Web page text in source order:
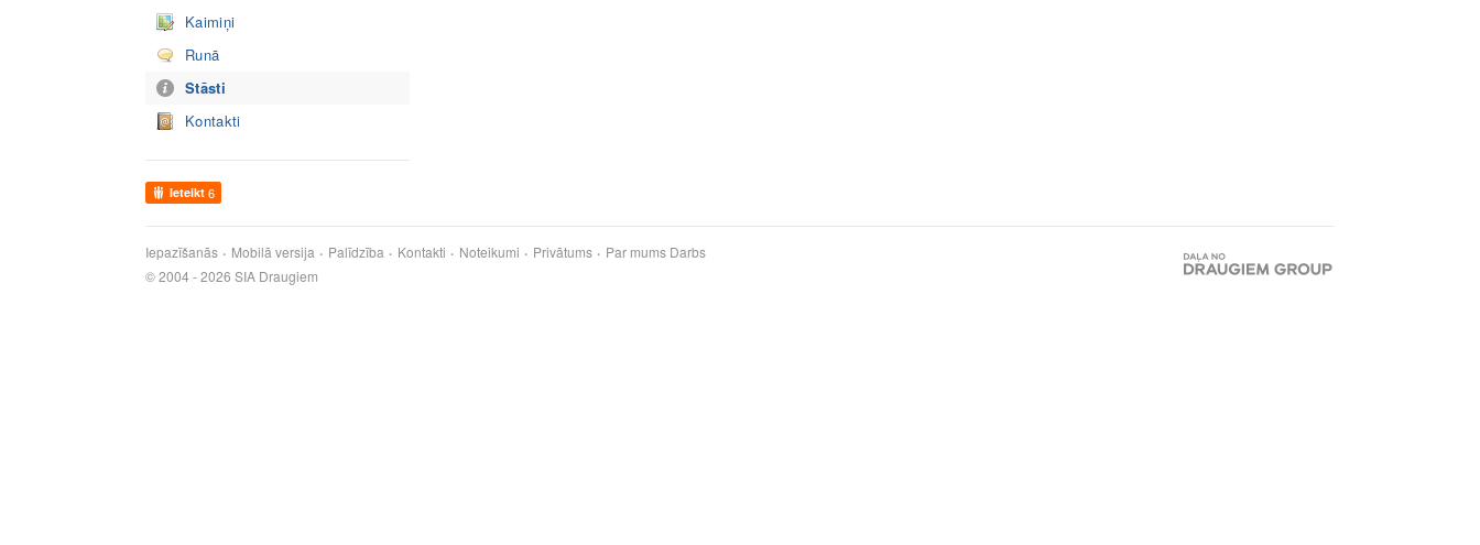
Kaimiņi
Runā
Stāsti
Kontakti
Ieteikt 6
Iepazīšanās Mobilā versija Palīdzība Kontakti Noteikumi Privātums Par mums Darbs
© 2004 - 2026 SIA Draugiem